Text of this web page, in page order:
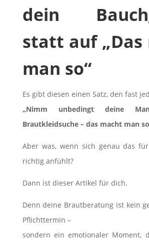
dein
statt auf „Das
man so“
Es gibt diesen einen Satz, den fast
„Nimm unbedingt deine
Brautkleidsuche – das macht man
Aber was, wenn sich genau das
richtig anfühlt?
Dann ist dieser Artikel für dich.
Denn deine Brautberatung ist kein
Pflichttermin –
sondern ein emotionaler Moment,